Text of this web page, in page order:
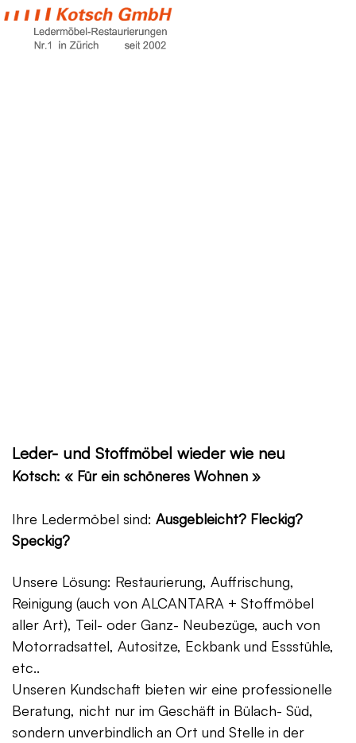
Leder- und Stoffmöbel wieder wie neu
Kotsch: « Für ein schöneres Wohnen »
Ihre Ledermöbel sind: Ausgebleicht? Fleckig?
Speckig?
Unsere Lösung: Restaurierung, Auffrischung,
Reinigung (auch von ALCANTARA + Stoffmöbel
aller Art), Teil- oder Ganz- Neubezüge, auch von
Motorradsattel, Autositze, Eckbank und Essstühle,
etc..
Unseren Kundschaft bieten wir eine professionelle
Beratung, nicht nur im Geschäft in Bülach- Süd,
sondern unverbindlich an Ort und Stelle in der